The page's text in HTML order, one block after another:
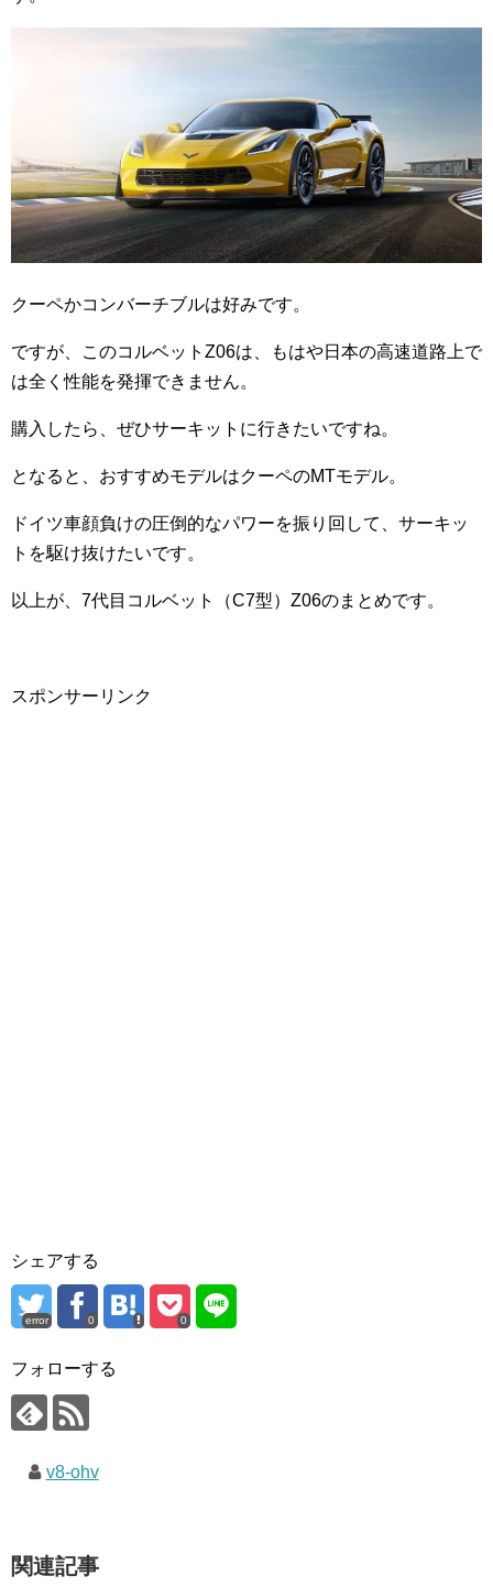
クーペかコンバーチブルは好みです。
ですが、このコルベットZ06は、もはや日本の高速道路上で
は全く性能を発揮できません。
購入したら、ぜひサーキットに行きたいですね。
となると、おすすめモデルはクーペのMTモデル。
ドイツ車顔負けの圧倒的なパワーを振り回して、サーキッ
トを駆け抜けたいです。
以上が、7代目コルベット（C7型）Z06のまとめです。
スポンサーリンク
シェアする
error 0 0
フォローする
v8-ohv
関連記事